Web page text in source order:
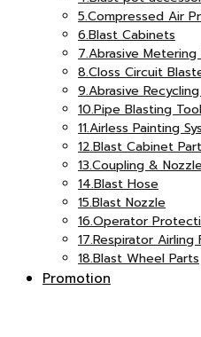
5.Compressed Air
6.Blast Cabinets
7.Abrasive Metering
8.Closs Circuit
9.Abrasive
10.Pipe Blasting
11.Airless Painting
12.Blast Cabinet
13.Coupling &
14.Blast Hose
15.Blast Nozzle
16.Operator
17.Respirator Airling
18.Blast Wheel Parts
Promotion